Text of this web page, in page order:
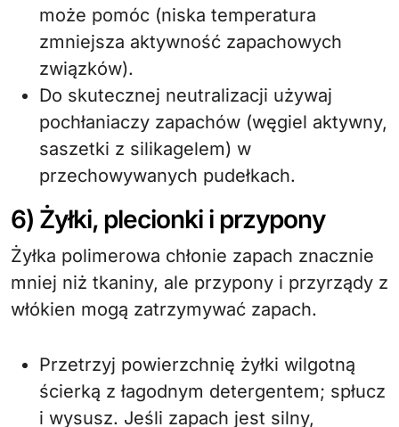
może pomóc (niska temperatura
zmniejsza aktywność zapachowych
związków).
Do skutecznej neutralizacji używaj
pochłaniaczy zapachów (węgiel aktywny,
saszetki z silikagelem) w
przechowywanych pudełkach.
6) Żyłki, plecionki i przypony
Żyłka polimerowa chłonie zapach znacznie
mniej niż tkaniny, ale przypony i przyrządy z
włókien mogą zatrzymywać zapach.
Przetrzyj powierzchnię żyłki wilgotną
ścierką z łagodnym detergentem; spłucz
i wysusz. Jeśli zapach jest silny,